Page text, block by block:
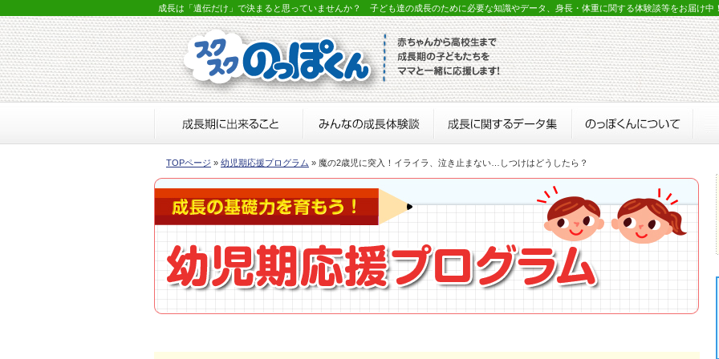
成長は「遺伝だけ」で決まると思っていませんか？ 子ども達の成長のために必要な知識やデータ、身長・体重に関する体験談等をお届け中
TOPページ » 幼児期応援プログラム » 魔の2歳児に突入！イライラ、泣き止まない…しつけはどうしたら？